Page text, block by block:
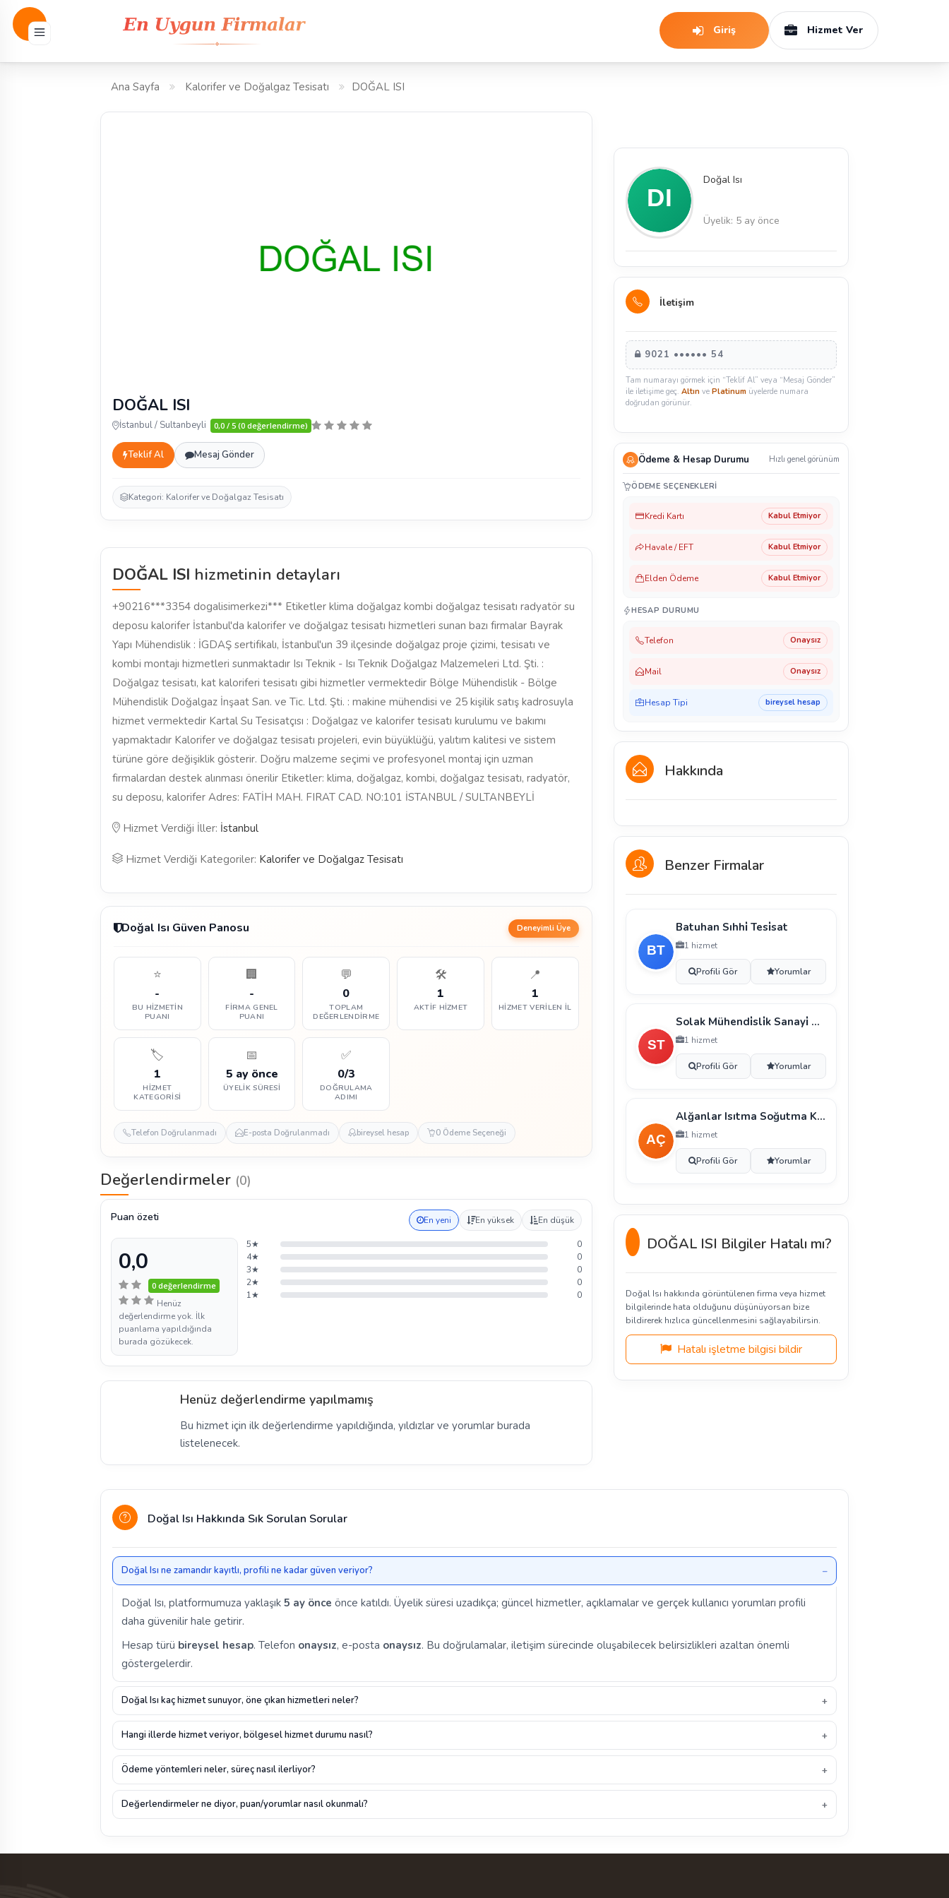
Giriş Hizmet Ver
Ana Sayfa Kalorifer ve Doğalgaz Tesisatı DOĞAL ISI
DOĞAL ISI
İstanbul / Sultanbeyli 0,0 / 5 (0 değerlendirme)
Teklif Al Mesaj Gönder
Kategori: Kalorifer ve Doğalgaz Tesisatı
DOĞAL ISI hizmetinin detayları
+90216***3354 dogalisimerkezi*** Etiketler klima doğalgaz kombi doğalgaz tesisatı radyatör su
deposu kalorifer İstanbul'da kalorifer ve doğalgaz tesisatı hizmetleri sunan bazı firmalar Bayrak
Yapı Mühendislik : İGDAŞ sertifikalı, İstanbul'un 39 ilçesinde doğalgaz proje çizimi, tesisatı ve
kombi montajı hizmetleri sunmaktadır Isı Teknik - Isı Teknik Doğalgaz Malzemeleri Ltd. Şti. :
Doğalgaz tesisatı, kat kaloriferi tesisatı gibi hizmetler vermektedir Bölge Mühendislik - Bölge
Mühendislik Doğalgaz İnşaat San. ve Tic. Ltd. Şti. : makine mühendisi ve 25 kişilik satış kadrosuyla
hizmet vermektedir Kartal Su Tesisatçısı : Doğalgaz ve kalorifer tesisatı kurulumu ve bakımı
yapmaktadır Kalorifer ve doğalgaz tesisatı projeleri, evin büyüklüğü, yalıtım kalitesi ve sistem
türüne göre değişiklik gösterir. Doğru malzeme seçimi ve profesyonel montaj için uzman
firmalardan destek alınması önerilir Etiketler: klima, doğalgaz, kombi, doğalgaz tesisatı, radyatör,
su deposu, kalorifer Adres: FATİH MAH. FIRAT CAD. NO:101 İSTANBUL / SULTANBEYLİ
Hizmet Verdiği İller: İstanbul
Hizmet Verdiği Kategoriler: Kalorifer ve Doğalgaz Tesisatı
Doğal Isı Güven Panosu Deneyimli Üye
⭐
-
BU HIZMETIN
PUANI
🏢
-
FIRMA GENEL
PUANI
💬
0
TOPLAM
DEĞERLENDIRME
🛠️
1
AKTIF HIZMET
📍
1
HIZMET VERILEN İL
🏷️
1
HIZMET
KATEGORISI
📅
5 ay önce
ÜYELIK SÜRESI
✅
0/3
DOĞRULAMA
ADIMI
Telefon Doğrulanmadı E-posta Doğrulanmadı bireysel hesap 0 Ödeme Seçeneği
Değerlendirmeler (0)
Puan özeti En yeni En yüksek En düşük
0,0
0 değerlendirme
Henüz
değerlendirme yok. İlk
puanlama yapıldığında
burada gözükecek.
5★
0
4★
0
3★
0
2★
0
1★
0
Henüz değerlendirme yapılmamış
Bu hizmet için ilk değerlendirme yapıldığında, yıldızlar ve yorumlar burada
listelenecek.
Doğal Isı
Üyelik: 5 ay önce
İletişim
9021 •••••• 54
Tam numarayı görmek için “Teklif Al” veya “Mesaj Gönder”
ile iletişime geç. Altınve Platinumüyelerde numara
doğrudan görünür.
Ödeme & Hesap Durumu Hızlı genel görünüm
ÖDEME SEÇENEKLERI
Kredi Kartı Kabul Etmiyor
Havale / EFT Kabul Etmiyor
Elden Ödeme Kabul Etmiyor
HESAP DURUMU
Telefon Onaysız
Mail Onaysız
Hesap Tipi bireysel hesap
Hakkında
Benzer Firmalar
Batuhan Sıhhi̇ Tesi̇sat
1 hizmet
Profili Gör Yorumlar
Solak Mühendi̇sli̇k Sanayi̇ Ve Ti̇caret
1 hizmet
Profili Gör Yorumlar
Alğanlar Isıtma Soğutma Kalori̇fer Sıhhi̇ Tesi̇sat Çe
1 hizmet
Profili Gör Yorumlar
DOĞAL ISI Bilgiler Hatalı mı?
Doğal Isı hakkında görüntülenen firma veya hizmet
bilgilerinde hata olduğunu düşünüyorsan bize
bildirerek hızlıca güncellenmesini sağlayabilirsin.
Hatalı işletme bilgisi bildir
Doğal Isı Hakkında Sık Sorulan Sorular
Doğal Isı ne zamandır kayıtlı, profili ne kadar güven veriyor?
Doğal Isı, platformumuza yaklaşık 5 ay önce önce katıldı. Üyelik süresi uzadıkça; güncel hizmetler, açıklamalar ve gerçek kullanıcı yorumları profili
daha güvenilir hale getirir.
Hesap türü bireysel hesap. Telefon onaysız, e-posta onaysız. Bu doğrulamalar, iletişim sürecinde oluşabilecek belirsizlikleri azaltan önemli
göstergelerdir.
Doğal Isı kaç hizmet sunuyor, öne çıkan hizmetleri neler?
Hangi illerde hizmet veriyor, bölgesel hizmet durumu nasıl?
Ödeme yöntemleri neler, süreç nasıl ilerliyor?
Değerlendirmeler ne diyor, puan/yorumlar nasıl okunmalı?